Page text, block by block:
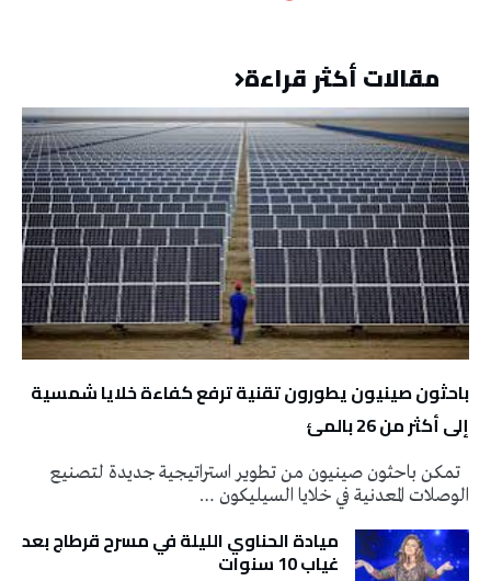
مقالات أكثر قراءة
باحثون صينيون يطورون تقنية ترفع كفاءة خلايا شمسية
إلى أكثر من 26 بالمئ
تمكن باحثون صينيون من تطوير استراتيجية جديدة لتصنيع
الوصلات المعدنية في خلايا السيليكون …
ميادة الحناوي الليلة في مسرح قرطاج بعد
غياب 10 سنوات